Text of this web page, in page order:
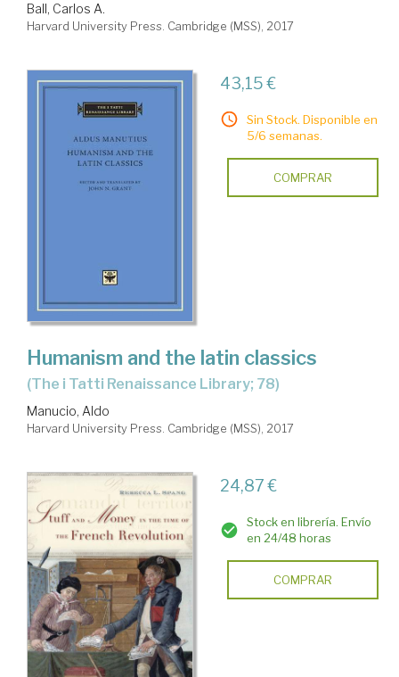
Ball, Carlos A.
Harvard University Press. Cambridge (MSS), 2017
43,15 €
Sin Stock. Disponible en
5/6 semanas.
COMPRAR
Humanism and the latin classics
(The i Tatti Renaissance Library; 78)
Manucio, Aldo
Harvard University Press. Cambridge (MSS), 2017
24,87 €
Stock en librería. Envío
en 24/48 horas
COMPRAR